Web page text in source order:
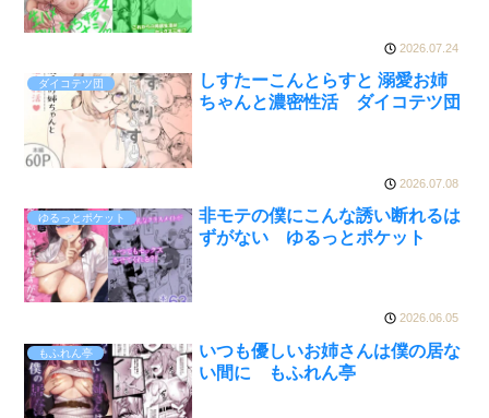
2026.07.24
ダイコテツ団
しすたーこんとらすと 溺愛お姉
ちゃんと濃密性活 ダイコテツ団
2026.07.08
ゆるっとポケット
非モテの僕にこんな誘い断れるは
ずがない ゆるっとポケット
2026.06.05
もふれん亭
いつも優しいお姉さんは僕の居な
い間に もふれん亭